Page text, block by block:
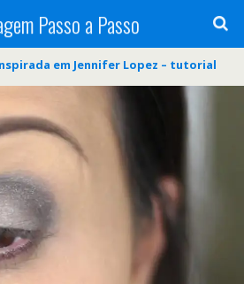
Passo a Passo
em Jennifer Lopez – tutorial